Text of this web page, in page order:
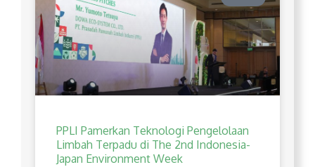
PPLI Pamerkan Teknologi Pengelolaan
Limbah Terpadu di The 2nd Indonesia-
Japan Environment Week